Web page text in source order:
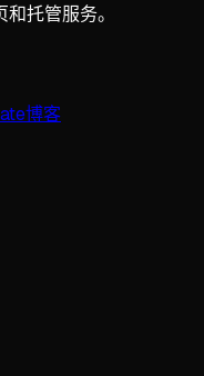
托管服务。
博客